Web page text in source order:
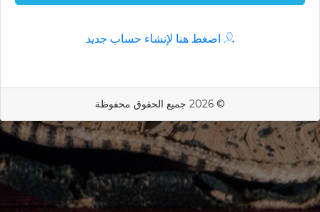
اضغط هنا لإنشاء حساب جديد
© 2026 جميع الحقوق محفوظة